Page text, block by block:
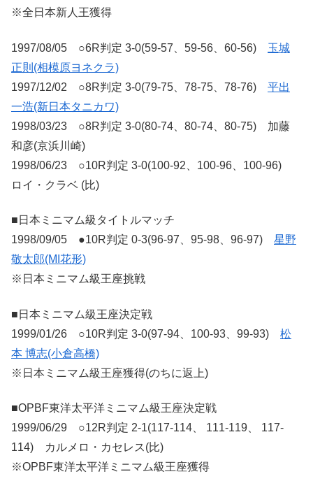
※全日本新人王獲得
1997/08/05 ○6R判定 3-0(59-57、59-56、60-56) 玉城
正則(相模原ヨネクラ)
1997/12/02 ○8R判定 3-0(79-75、78-75、78-76) 平出
一浩(新日本タニカワ)
1998/03/23 ○8R判定 3-0(80-74、80-74、80-75) 加藤
和彦(京浜川崎)
1998/06/23 ○10R判定 3-0(100-92、100-96、100-96)
ロイ・クラベ (比)
■日本ミニマム級タイトルマッチ
1998/09/05 ●10R判定 0-3(96-97、95-98、96-97) 星野
敬太郎(MI花形)
※日本ミニマム級王座挑戦
■日本ミニマム級王座決定戦
1999/01/26 ○10R判定 3-0(97-94、100-93、99-93) 松
本 博志(小倉高橋)
※日本ミニマム級王座獲得(のちに返上)
■OPBF東洋太平洋ミニマム級王座決定戦
1999/06/29 ○12R判定 2-1(117-114、 111-119、 117-
114) カルメロ・カセレス(比)
※OPBF東洋太平洋ミニマム級王座獲得